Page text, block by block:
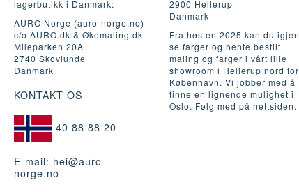
lagerbutikk i Danmark:
AURO Norge (auro-norge.no)
c/o AURO.dk & Økomaling.dk
Mileparken 20A
2740 Skovlunde
Danmark
KONTAKT OS
40 88 88 20
E-mail: hei@auro-
norge.no
2900 Hellerup
Danmark
Fra høsten 2025 kan du igjen
se farger og hente bestilt
maling og farger i vårt lille
showroom i Hellerup nord for
København. Vi jobber med å
finne en lignende mulighet i
Oslo. Følg med på nettsiden.